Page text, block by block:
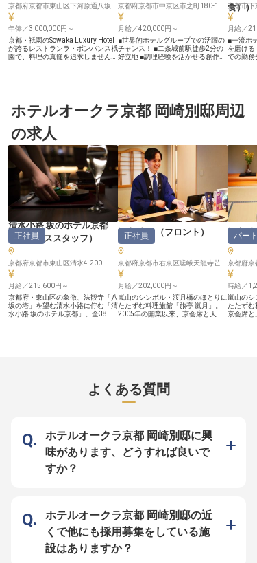
年俸／3,000,000円～
京都・祇園のSowaka Luxury Hotel
が誇るレストランラ・ボンバンス祇
園で、料理の真髄を追求しません
空間で、あなたの才能を開花させま
しょう。 ※2025年04月17日時点の
京都府京都市中京区市之町180-1
月給／420,000円～
■世界的ホテルグループでの活躍の
チャンス！ ■二条城前駅徒歩2分の
好立地 ■調理経験を活かせる創作フ
価の高いバンヤンツリーグループが
手掛ける洗練された空間で、創作フ
するレストラン「Singular」では、
素材の持ち味を活かした芸術的な一
皿で、世界各国からのゲストに感動
を届けています。京都の四季と食文
化を背景に、あなたの創造性を存分
に発揮できる舞台です♪ ーー【あな
たの経験と情熱を活かせるキャリア
ステージ】 キッチン全体の管理・
統括からメニュー開発、スタッフ教
育まで、料理長としての幅広い業務
をお任せします。ホテル勤務が初め
ての方でも、調理経験を活かしなが
らステップアップできる環境をご用
意。◎バンヤンツリーグループなら
ではの充実した福利厚生（SPA・レ
ストラン割引、グループホテル宿泊
割引など）に加え、ワークライフバ
ランスを重視したシフト制を採用。
産休・育休制度も整っており、長期
的なキャリア形成をサポートしま
す。世界に誇れる京都の食文化の発
食））
京都市下
月給／
■一流ホ
を磨ける
での勤務
都を代表
なたの
調理に携
な時間
もてな
がいに満
絶景を望
務の可能
とキャリ
境】 京
あなたの
す。資格
ムリエ
められ
業員食
ルで、福
中途入社
スター
1年後に
確定拠出
して働け
なたの料
ホテルオークラ京都 岡崎別邸周辺
の求人
清水小路 坂のホテル京都
（サービススタッフ ）
正社員
京都府京都市東山区清水4-200
月給／215,600円～
京都府・東山区の象徴、法観寺「八
坂の塔」を望む清水小路に佇む「清
水小路 坂のホテル京都」。全38室
のチェックイン・チェックアウトを
はじめ、レストランでのお料理やド
ます。お客様から直接お礼の言葉を
いただけることや、自分の名前を覚
えていただけることが、大きなやり
がいに繋がります。そのためには、
お客様の動作や表情などから、先回
りして求められていることを汲み取
ルニューアワジグループ運営による
安定した環境で、お客様に安心と笑
顔を届ける接客スキルを磨きません
旅亭 嵐月 （フロント ）
正社員
月給／202,000円～
嵐山のシンボル・渡月橋のほとりに
たたずむ料理旅館「旅亭 嵐月」。
2005年の開業以来、京会席と天然
切なポジションです。 【1日最大20
名様。一人ひとりの滞在に深く関わ
れる】 大型ホテルとは違い、1日の
要望を覚え、滞在全体に寄り添える
のが嵐月のフロントの魅力です。
【世界中のお客様と関わり、語学力
も磨ける】 国内外から観光客が訪
・単身寮あり（勤務地まで徒歩約
10分） ・産休・育休の取得実績あ
り／転勤なし ・業界・職種未経験
から歓迎
旅亭 嵐
パー
時給／
嵐山のシ
たたずむ
京会席と
【未経験
OK ・単
約10分
よくある質問
ホテルオークラ京都 岡崎別邸に興
味があります、どうすれば良いで
すか？
ホテルオークラ京都 岡崎別邸の近
くで他にも採用募集をしている施
設はありますか？